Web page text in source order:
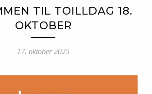
TIL TOILLDAG 18.
OKTOBER
17. oktober 2025